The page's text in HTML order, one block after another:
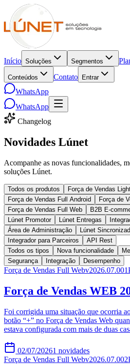
Início Soluções Segmentos
Conteúdos Contato Entrar
WhatsApp
WhatsApp
Changelog
Novidades Lúnet
Acompanhe as novas funcionalidades,
soluções Lúnet.
Todos os produtos
Força de Vendas
Força de Vendas Full Android
Força de
Força de Vendas Full Web
B2B E-
Lúnet Promotor
Lúnet Entregas
Área de Administração
Lúnet
Integrador para Parceiros
API Rest
Todos os tipos
Nova funcionalidade
Segurança
Integração Desempenho
Força de Vendas Full Webv2026.07.001
Força de Vendas WEB
Foi corrigida uma situação que ocorria
botão “+” no Força de Vendas Web
estava configurada com mais de duas
02/07/20261 novidades
Força de Vendas Full Webv2026.07.002